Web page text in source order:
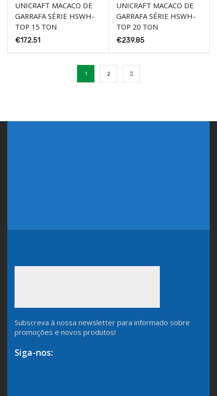
UNICRAFT MACACO DE
GARRAFA SÉRIE HSWH-
TOP 15 TON
€172.51
UNICRAFT MACACO DE
GARRAFA SÉRIE HSWH-
TOP 20 TON
€239.85
1 2
Subscreva à nossa newsletter para informado sobre
promoções e novos produtos!
Siga-nos: